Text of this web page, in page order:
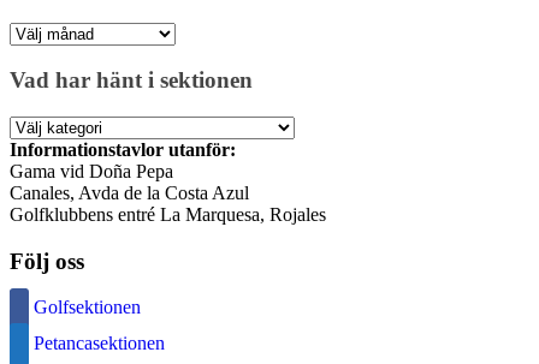
Äldre
Vad har hänt i sektionen
Vad
har
hänt
i
sektionen
Informationstavlor utanför:
Gama vid Doña Pepa
Canales, Avda de la Costa Azul
Golfklubbens entré La Marquesa, Rojales
Följ oss
Golfsektionen
Petancasektionen